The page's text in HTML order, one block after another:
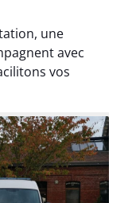
une
avec
vos
Ferrand
2024
ponctuel et